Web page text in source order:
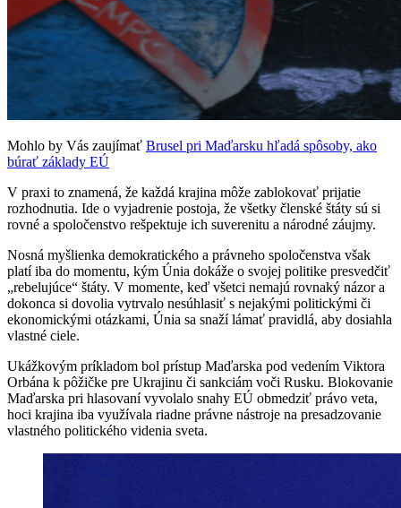
Mohlo by Vás zaujímať Brusel pri Maďarsku hľadá spôsoby, ako
búrať základy EÚ
V praxi to znamená, že každá krajina môže zablokovať prijatie
rozhodnutia. Ide o vyjadrenie postoja, že všetky členské štáty sú si
rovné a spoločenstvo rešpektuje ich suverenitu a národné záujmy.
Nosná myšlienka demokratického a právneho spoločenstva však
platí iba do momentu, kým Únia dokáže o svojej politike presvedčiť
„rebelujúce“ štáty. V momente, keď všetci nemajú rovnaký názor a
dokonca si dovolia vytrvalo nesúhlasiť s nejakými politickými či
ekonomickými otázkami, Únia sa snaží lámať pravidlá, aby dosiahla
vlastné ciele.
Ukážkovým príkladom bol prístup Maďarska pod vedením Viktora
Orbána k pôžičke pre Ukrajinu či sankciám voči Rusku. Blokovanie
Maďarska pri hlasovaní vyvolalo snahy EÚ obmedziť právo veta,
hoci krajina iba využívala riadne právne nástroje na presadzovanie
vlastného politického videnia sveta.